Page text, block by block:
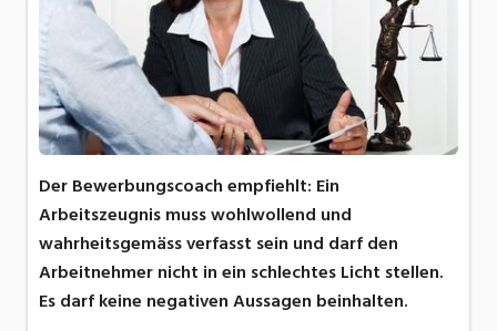
Der Bewerbungscoach empfiehlt: Ein
Arbeitszeugnis muss wohlwollend und
wahrheitsgemäss verfasst sein und darf den
Arbeitnehmer nicht in ein schlechtes Licht stellen.
Es darf keine negativen Aussagen beinhalten.